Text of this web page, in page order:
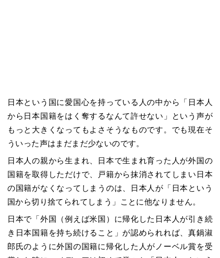
日本という国に愛国心を持っている人の中から「日本人
から日本国籍をはく奪するなんて許せない」という声が
もっと大きくなってもよさそうなものです。でも現在そ
ういった声はまだまだ少ないのです。
日本人の親から生まれ、日本で生まれ育った人が外国の
国籍を取得しただけで、戸籍から抹消されてしまい日本
の国籍がなくなってしまうのは、日本人が「日本という
国から切り捨てられてしまう」ことに他なりません。
日本で「外国（例えば米国）に帰化した日本人が引き続
き日本国籍を持ち続けること」が認められれば、真鍋淑
郎氏のように外国の国籍に帰化した人がノーベル賞を受